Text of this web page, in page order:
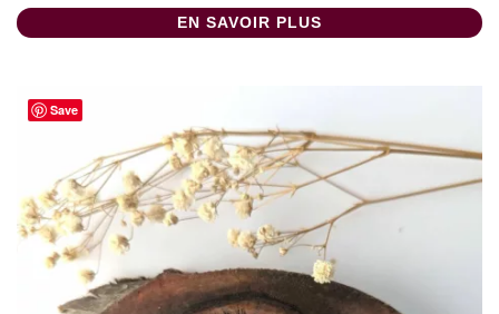
EN SAVOIR PLUS
Save